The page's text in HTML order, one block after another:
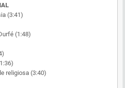
(3:41)
(1:48)
religiosa (3:40)